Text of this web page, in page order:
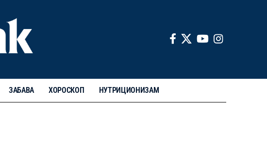
ЗАБАВА ХОРОСКОП НУТРИЦИОНИЗАМ